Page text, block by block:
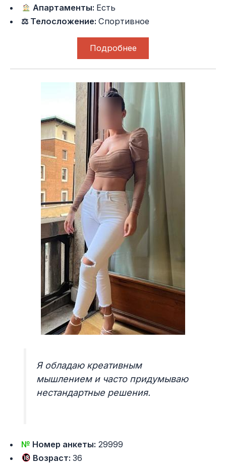
Апартаменты: Есть
⚖ Телосложение:Спортивное
Подробнее
Я обладаю креативным
мышлением и часто придумываю
нестандартные решения.
№ Номер анкеты: 29999
Возраст:36